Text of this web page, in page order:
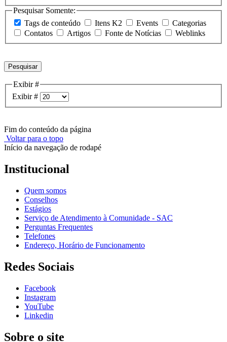
Pesquisar Somente:
Tags de conteúdo
Itens K2 Events
Categorias
Contatos
Artigos Fonte de Notícias Weblinks
Pesquisar
Exibir #
Exibir #
Fim do conteúdo da página
Voltar para o topo
Início da navegação de rodapé
Institucional
Quem somos
Conselhos
Estágios
Serviço de Atendimento à Comunidade - SAC
Perguntas Frequentes
Telefones
Endereço, Horário de Funcionamento
Redes Sociais
Facebook
Instagram
YouTube
Linkedin
Sobre o site